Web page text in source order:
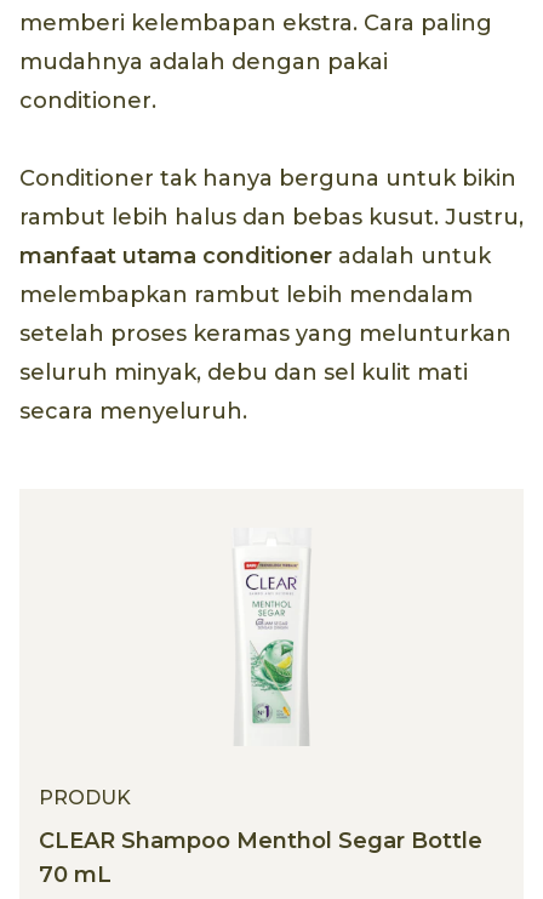
memberi kelembapan ekstra. Cara paling
mudahnya adalah dengan pakai
conditioner.
Conditioner tak hanya berguna untuk bikin
rambut lebih halus dan bebas kusut. Justru,
manfaat utama conditioner adalah untuk
melembapkan rambut lebih mendalam
setelah proses keramas yang melunturkan
seluruh minyak, debu dan sel kulit mati
secara menyeluruh.
PRODUK
CLEAR Shampoo Menthol Segar Bottle
70 mL